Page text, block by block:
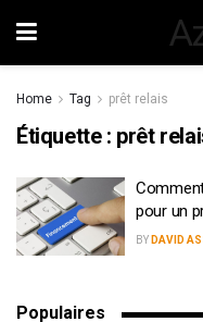
Home Tag prêt relais
Étiquette : prêt
pour un
BY DAVID
Populaires